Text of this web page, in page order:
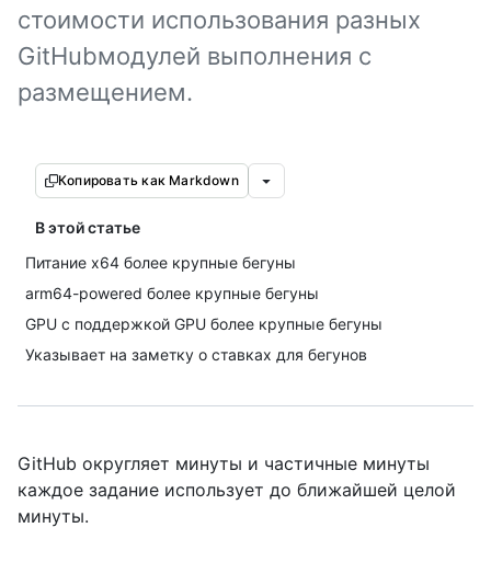
стоимости использования разных
GitHubмодулей выполнения с
размещением.
Копировать как Markdown
В этой статье
Питание x64 более крупные бегуны
arm64-powered более крупные бегуны
GPU с поддержкой GPU более крупные бегуны
Указывает на заметку о ставках для бегунов
GitHub округляет минуты и частичные минуты
каждое задание использует до ближайшей целой
минуты.